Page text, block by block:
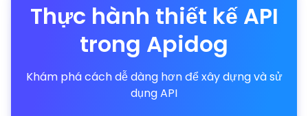
Thực hành thiết kế API
trong Apidog
Khám phá cách dễ dàng hơn để xây dựng và sử
dụng API